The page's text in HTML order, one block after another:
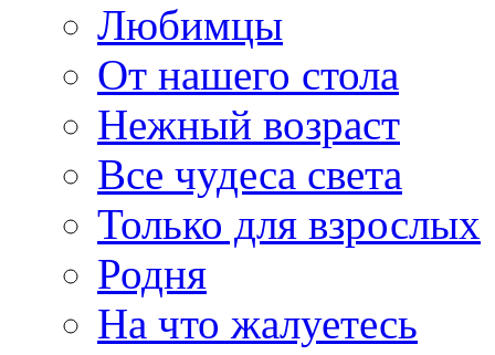
Любимцы
От нашего стола
Нежный возраст
Все чудеса света
Только для взрослых
Родня
На что жалуетесь